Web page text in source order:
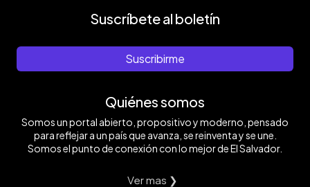
Suscríbete al boletín
Suscribirme
Quiénes somos
Somos un portal abierto, propositivo y moderno, pensado
para reflejar a un país que avanza, se reinventa y se une.
Somos el punto de conexión con lo mejor de El Salvador.
Ver mas ❯